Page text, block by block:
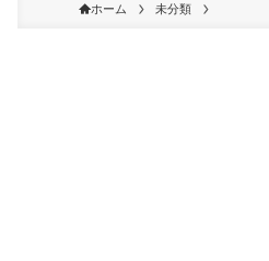
ホーム 未分類